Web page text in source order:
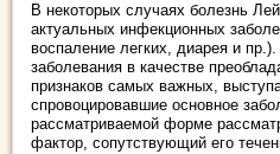
В некоторых случаях болезнь
актуальных инфекционных
воспаление легких, диарея и
заболевания в качестве
признаков самых важных,
спровоцировавшие основное
рассматриваемой форме
фактор, сопутствующий его